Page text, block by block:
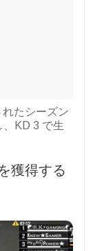
たシーズン
、KD 3 で生
獲得する